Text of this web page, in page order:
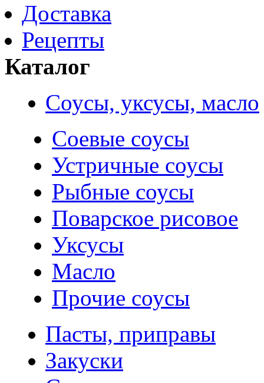
Доставка
Рецепты
Каталог
Соусы, уксусы, масло
Соевые соусы
Устричные соусы
Рыбные соусы
Поварское рисовое
Уксусы
Масло
Прочие соусы
Пасты, приправы
Закуски